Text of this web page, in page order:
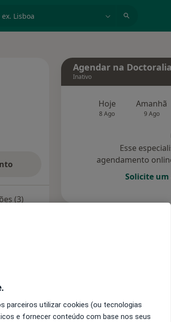
(3)
Agendar na Doctoralia
Inativo
Hoje
8 Ago
Amanhã
9 Ago
Esse
agendamento
Solicite
parceiros utilizar cookies (ou tecnologias
e fornecer conteúdo com base nos seus